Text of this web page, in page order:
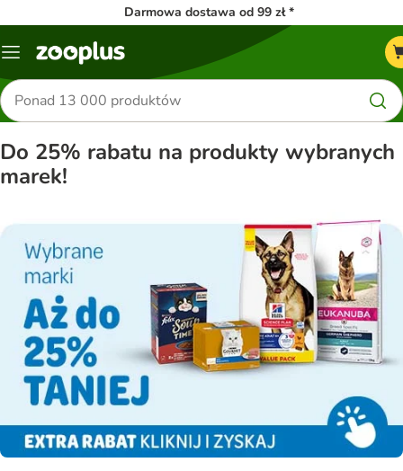
Darmowa dostawa od 99 zł *
Menu
Szukaj
produktów
Do 25% rabatu na produkty wybranych
marek!